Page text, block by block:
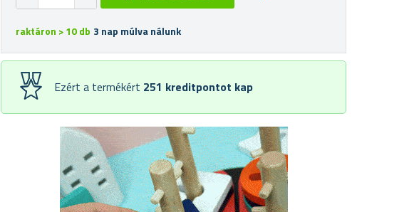
raktáron > 10 db 3 nap múlva nálunk
Ezért a termékért 251 kreditpontot kap